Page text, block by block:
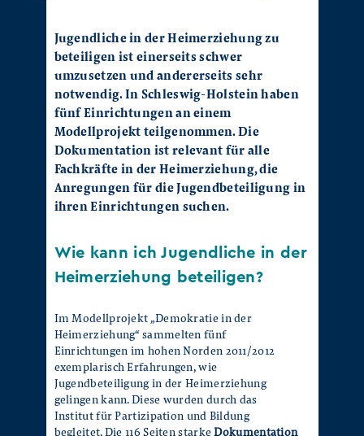
Jugendliche in der Heimerziehung zu
beteiligen ist einerseits schwer
umzusetzen und andererseits sehr
notwendig. In Schleswig-Holstein haben
fünf Einrichtungen an einem
Modellprojekt teilgenommen. Die
Dokumentation ist relevant für alle
Fachkräfte in der Heimerziehung, die
Anregungen für die Jugendbeteiligung in
ihren Einrichtungen suchen.
Wie kann ich Jugendliche in der
Heimerziehung beteiligen?
Im Modellprojekt „Demokratie in der
Heimerziehung“ sammelten fünf
Einrichtungen im hohen Norden 2011/2012
exemplarisch Erfahrungen, wie
Jugendbeteiligung in der Heimerziehung
gelingen kann. Diese wurden durch das
Institut für Partizipation und Bildung
begleitet. Die 116 Seiten starkeDokumentation